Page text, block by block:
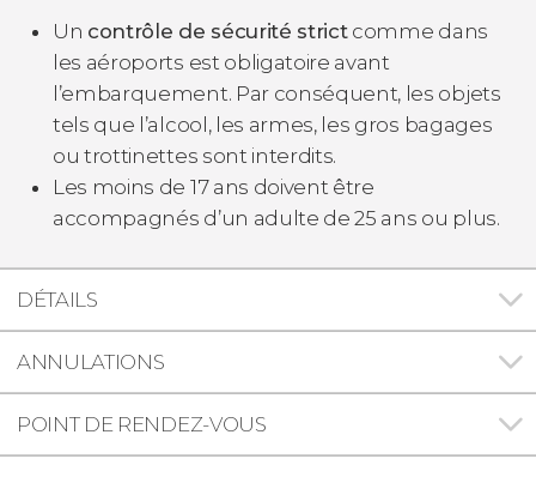
Un contrôle de sécurité strictcomme dans
les aéroports est obligatoire avant
l’embarquement. Par conséquent, les objets
tels que l’alcool, les armes, les gros bagages
ou trottinettes sont interdits.
Les moins de 17 ans doivent être
accompagnés d’un adulte de 25 ans ou plus.
DÉTAILS
ANNULATIONS
POINT DE RENDEZ-VOUS